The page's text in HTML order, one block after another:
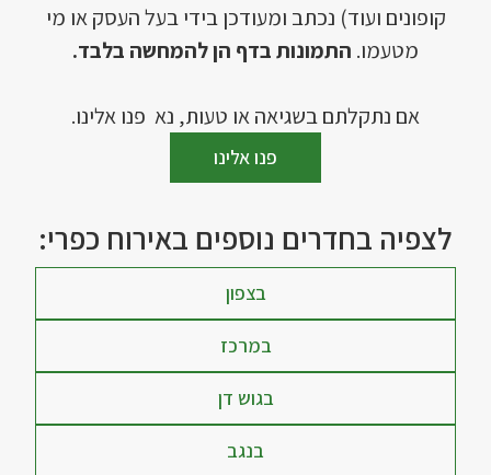
קופונים ועוד) נכתב ומעודכן בידי בעל העסק או מי
מטעמו. התמונות בדף הן להמחשה בלבד.
אם נתקלתם בשגיאה או טעות, נא פנו אלינו.
פנו אלינו
לצפיה בחדרים נוספים באירוח כפרי:
בצפון
במרכז
בגוש דן
בנגב